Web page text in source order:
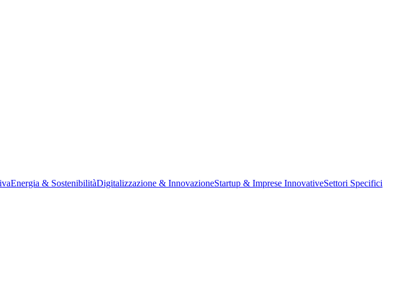
Energia & SostenibilitàDigitalizzazione & InnovazioneStartup & Imprese InnovativeSettori Specifici